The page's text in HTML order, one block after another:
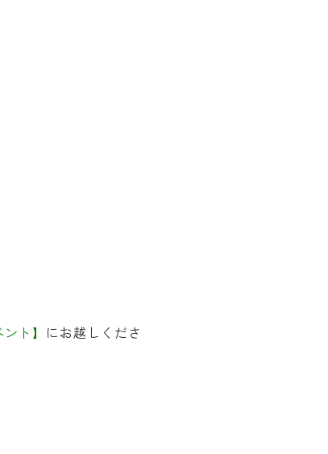
ト】 にお越しくださ